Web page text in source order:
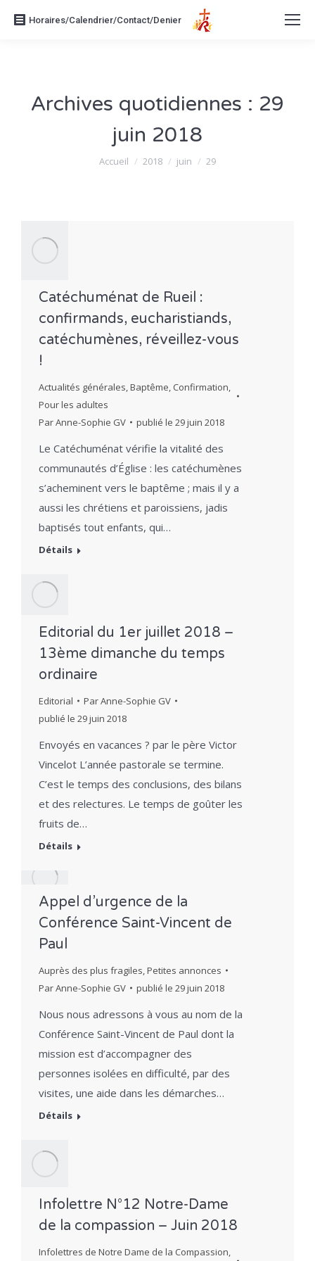
Horaires/Calendrier/Contact/Denier
Archives quotidiennes : 29
juin 2018
Vous êtes ici :
Accueil 2018 juin 29
Catéchuménat de Rueil :
confirmands, eucharistiands,
catéchumènes, réveillez-vous
!
Actualités générales,Baptême, Confirmation,
Pour les adultes
ParAnne-Sophie GV publié le 29 juin 2018
Le Catéchuménat vérifie la vitalité des
communautés d’Église : les catéchumènes
s’acheminent vers le baptême ; mais il y a
aussi les chrétiens et paroissiens, jadis
baptisés tout enfants, qui…
Détails
Editorial du 1er juillet 2018 –
13ème dimanche du temps
ordinaire
Editorial ParAnne-Sophie GV
publié le 29 juin 2018
Envoyés en vacances ? par le père Victor
Vincelot L’année pastorale se termine.
C’est le temps des conclusions, des bilans
et des relectures. Le temps de goûter les
fruits de…
Détails
Appel d’urgence de la
Conférence Saint-Vincent de
Paul
Auprès des plus fragiles,Petites annonces
ParAnne-Sophie GV publié le 29 juin 2018
Nous nous adressons à vous au nom de la
Conférence Saint-Vincent de Paul dont la
mission est d’accompagner des
personnes isolées en difficulté, par des
visites, une aide dans les démarches…
Détails
Infolettre N°12 Notre-Dame
de la compassion – Juin 2018
Infolettres de Notre Dame de la Compassion,